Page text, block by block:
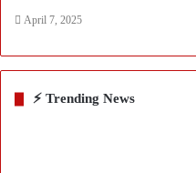
April 7, 2025
⚡ Trending News